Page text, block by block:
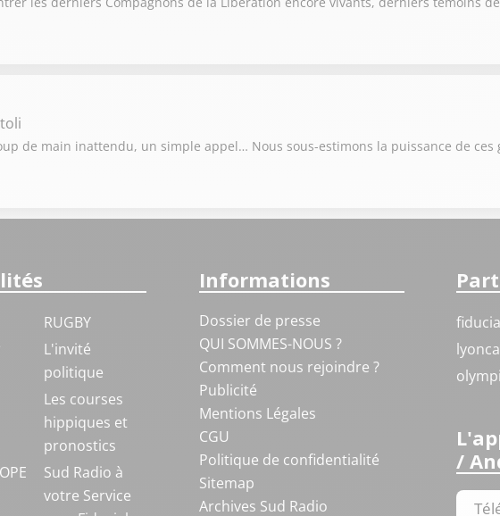
de main inattendu, un simple appel… Nous sous-estimons la puissance de ces
RUGBY
L'invité
politique
Les courses
hippiques et
pronostics
Sud Radio à
votre Service
Informations
Dossier de presse
QUI SOMMES-NOUS ?
Comment nous rejoindre ?
Publicité
Mentions Légales
CGU
Politique de confidentialité
Sitemap
Archives Sud Radio
/